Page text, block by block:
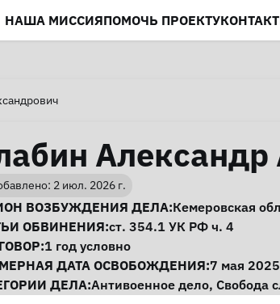
НАША МИССИЯПОМОЧЬ ПРОЕКТУ
2 июл. 2026 г.
о деле
ВОЗБУЖДЕНИЯ ДЕЛА:Кемеровская
ОБВИНЕНИЯ:ст. 354.1 УК РФ ч. 4
1 год условно
ДАТА ОСВОБОЖДЕНИЯ:7 мая
ДЕЛА:Антивоенное дело, Свобода